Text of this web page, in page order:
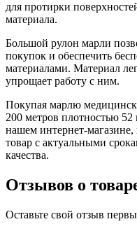
для протирки
материала.
Большой рулон марли
покупок и обеспечить
материалами. Материал
упрощает работу с ним.
Покупая марлю
200 метров плотностью
нашем интернет-
товар с актуальными
качества.
Отзывов о
Оставьте свой отзыв